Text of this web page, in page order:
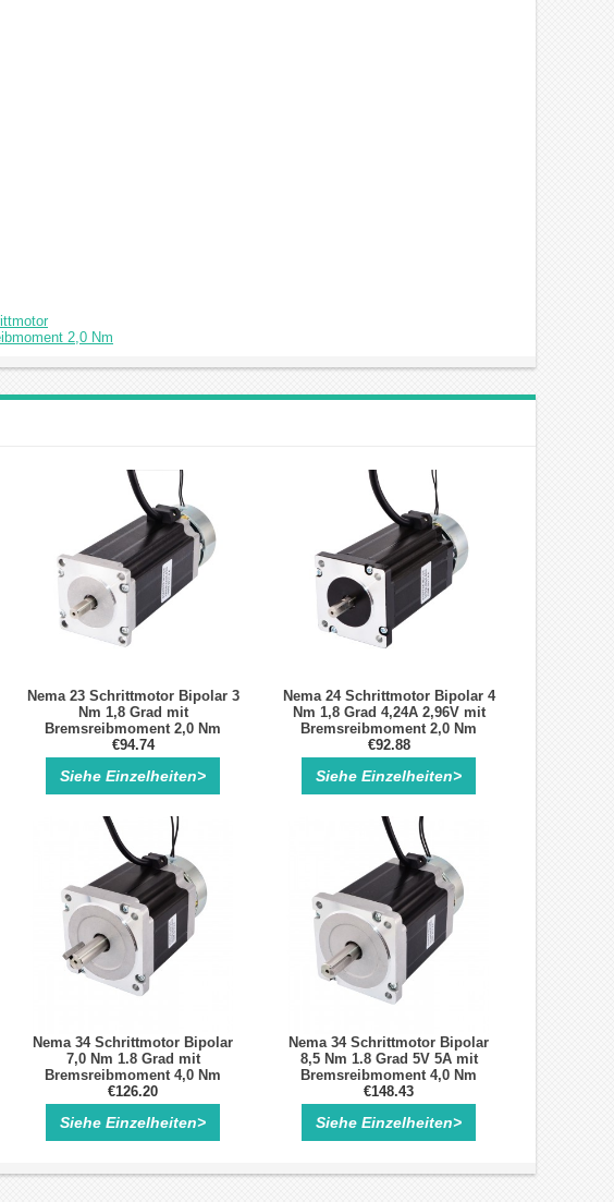
2,0 Nm
Nema 23 Schrittmotor Bipolar 3
Nm 1,8 Grad mit
Bremsreibmoment 2,0 Nm
€94.74
Siehe Einzelheiten>
Nema 24 Schrittmotor Bipolar 4
Nm 1,8 Grad 4,24A 2,96V mit
Bremsreibmoment 2,0 Nm
€92.88
Siehe Einzelheiten>
Nema 34 Schrittmotor Bipolar
7,0 Nm 1.8 Grad mit
Bremsreibmoment 4,0 Nm
€126.20
Siehe Einzelheiten>
Nema 34 Schrittmotor Bipolar
8,5 Nm 1.8 Grad 5V 5A mit
Bremsreibmoment 4,0 Nm
€148.43
Siehe Einzelheiten>